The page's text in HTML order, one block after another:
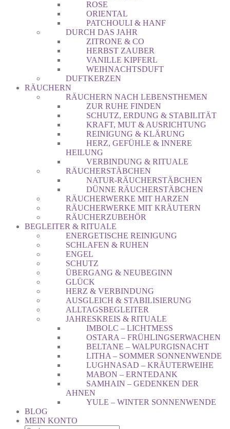
ROSE
ORIENTAL
PATCHOULI & HANF
DURCH DAS JAHR
ZITRONE & CO
HERBST ZAUBER
VANILLE KIPFERL
WEIHNACHTSDUFT
DUFTKERZEN
RÄUCHERN
RÄUCHERN NACH LEBENSTHEMEN
ZUR RUHE FINDEN
SCHUTZ, ERDUNG & STABILITÄT
KRAFT, MUT & AUSRICHTUNG
REINIGUNG & KLÄRUNG
HERZ, GEFÜHLE & INNERE
HEILUNG
VERBINDUNG & RITUALE
RÄUCHERSTÄBCHEN
NATUR-RÄUCHERSTÄBCHEN
DÜNNE RÄUCHERSTÄBCHEN
RÄUCHERWERKE MIT HARZEN
RÄUCHERWERKE MIT KRÄUTERN
RÄUCHERZUBEHÖR
BEGLEITER & RITUALE
ENERGETISCHE REINIGUNG
SCHLAFEN & RUHEN
ENGEL
SCHUTZ
ÜBERGANG & NEUBEGINN
GLÜCK
HERZ & VERBINDUNG
AUSGLEICH & STABILISIERUNG
ALLTAGSBEGLEITER
JAHRESKREIS & RITUALE
IMBOLC – LICHTMESS
OSTARA – FRÜHLINGSERWACHEN
BELTANE – WALPURGISNACHT
LITHA – SOMMER SONNENWENDE
LUGHNASAD – KRÄUTERWEIHE
MABON – ERNTEDANK
SAMHAIN – GEDENKEN DER
AHNEN
YULE – WINTER SONNENWENDE
BLOG
MEIN KONTO